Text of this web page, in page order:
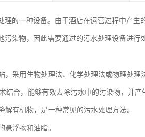
的一种设备。由于酒店在运营过程中产生
染物，因此需要通过的污水处理设备进行
采用生物处理法、化学处理法或物理处理
合，能够有效去除污水中的污染物，并产
有机物，是一种常见的污水处理方法。
浮物和油脂。